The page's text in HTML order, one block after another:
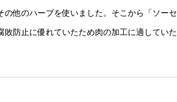
他のハーブを使いました。そこから「ソーセ
防止に優れていたため肉の加工に適していた